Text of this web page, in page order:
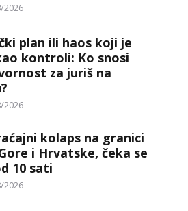
2026
plan ili haos koji je
kontroli: Ko snosi
za juriš na
2026
kolaps na granici
i Hrvatske, čeka se
10 sati
2026